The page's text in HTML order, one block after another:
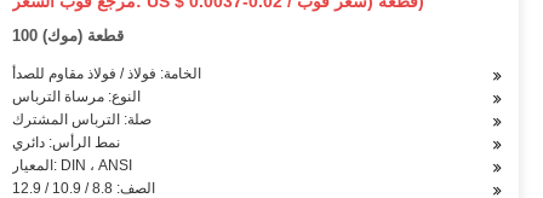
100 قطعة (موك)
الخامة: فولاذ / فولاذ مقاوم للصدأ
النوع: مرساة الترباس
صلة: الترباس المشترك
نمط الرأس: دائري
المعيار: DIN ، ANSI
الصف: 8.8 / 10.9 / 12.9